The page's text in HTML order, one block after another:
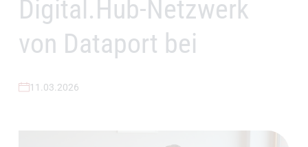
Digital.Hub-Netzwerk
von Dataport bei
11.03.2026